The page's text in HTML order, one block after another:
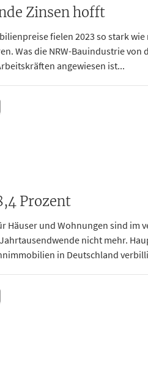
Zinsen hofft
fielen 2023 so stark
Was die NRW-Bauindustrie
angewiesen ist...
Prozent
Häuser und Wohnungen sind im
nicht mehr.
in Deutschland